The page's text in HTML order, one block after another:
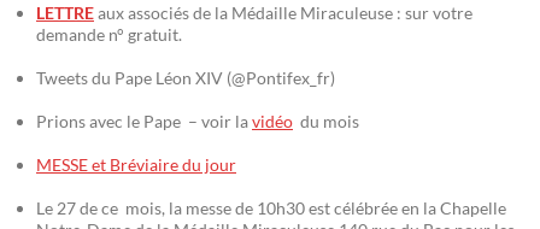
LETTREaux associés de la Médaille Miraculeuse : sur votre
demande n° gratuit.
Tweets du Pape Léon XIV (@Pontifex_fr)
Prions avec le Pape – voir lavidéo du mois
MESSE et Bréviaire du jour
Le 27 de ce mois, la messe de 10h30 est célébrée en la Chapelle